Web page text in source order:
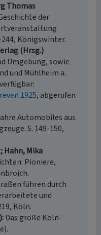
Thomas
der
244, Königswinter.
(Hrsg.)
Umgebung, sowie
und Mühlheim a.
1925, abgerufen
Automobiles aus
S. 149-150,
Hahn, Mika
Pioniere,
führen durch
und
Köln.
Das große Köln-